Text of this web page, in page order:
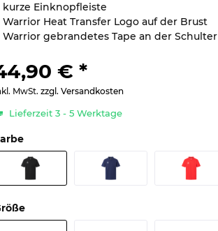
kurze Einknopfleiste
Warrior Heat Transfer Logo auf der Brust
Warrior gebrandetes Tape an der Schulter
€ *
MwSt. zzgl. Versandkosten
Lieferzeit 3 - 5 Werktage